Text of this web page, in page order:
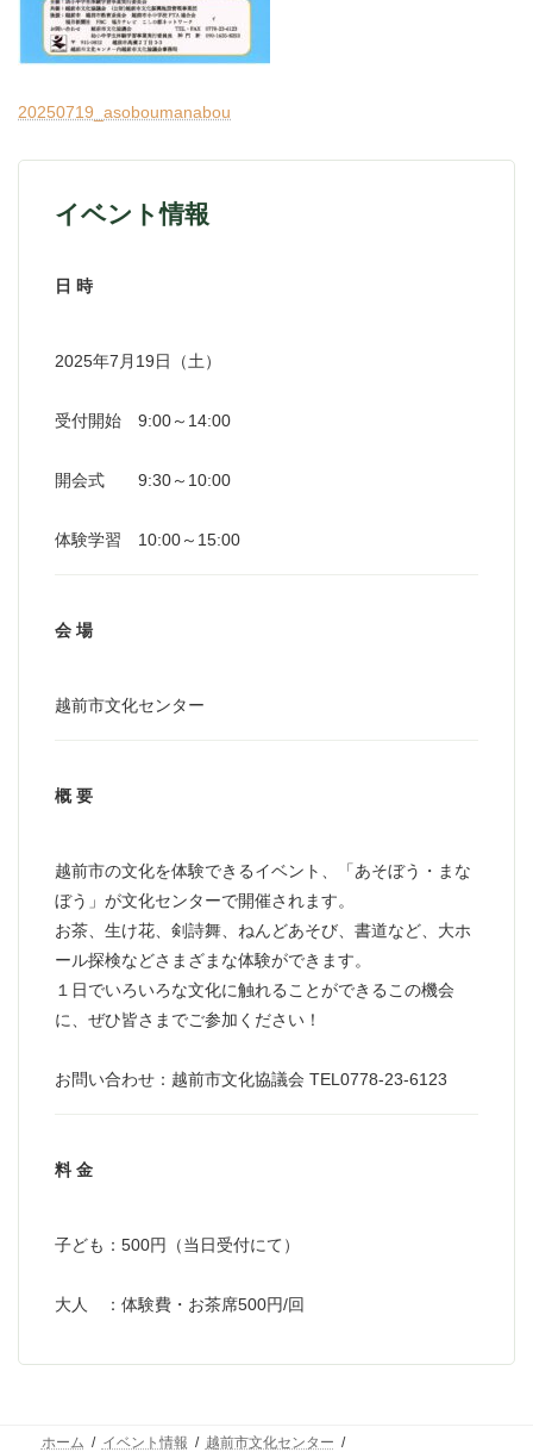
20250719_asoboumanabou
イベント情報
日 時
2025年7月19日（土）
受付開始 9:00～14:00
開会式 9:30～10:00
体験学習 10:00～15:00
会 場
越前市文化センター
概 要
越前市の文化を体験できるイベント、「あそぼう・まな
ぼう」が文化センターで開催されます。
お茶、生け花、剣詩舞、ねんどあそび、書道など、大ホ
ール探検などさまざまな体験ができます。
１日でいろいろな文化に触れることができるこの機会
に、ぜひ皆さまでご参加ください！
お問い合わせ：越前市文化協議会 TEL0778-23-6123
料 金
子ども：500円（当日受付にて）
大人 ：体験費・お茶席500円/回
ホーム イベント情報
越前市文化センター